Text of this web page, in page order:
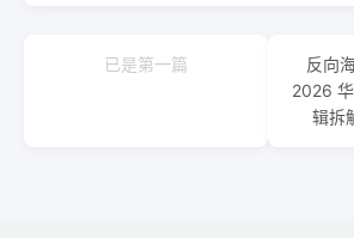
已是第一篇
反向
2026
辑拆